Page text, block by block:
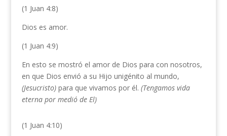
(1 Juan 4:8)
Dios es amor.
(1 Juan 4:9)
En esto se mostró el amor de Dios para con nosotros,
en que Dios envió a su Hijo unigénito al mundo,
(Jesucristo)para que vivamos por él. (Tengamos vida
eterna por medió de El)
(1 Juan 4:10)